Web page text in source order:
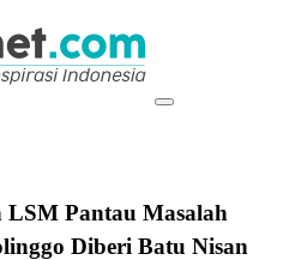
Pantau Masalah
Diberi Batu Nisan